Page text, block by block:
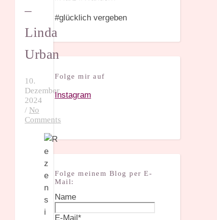
–
Linda
Urban
10.
Dezember
2024
/ No
Comments
#glücklich vergeben
Folge mir auf
Instagram
Folge meinem Blog per E-
Mail:
Name
E-Mail*